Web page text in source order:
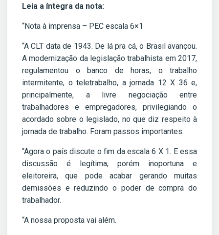
Leia a íntegra da nota:
“Nota à imprensa – PEC escala 6×1
“A CLT data de 1943. De lá pra cá, o Brasil avançou.
A modernização da legislação trabalhista em 2017,
regulamentou o banco de horas, o trabalho
intermitente, o teletrabalho, a jornada 12 X 36 e,
principalmente, a livre negociação entre
trabalhadores e empregadores, privilegiando o
acordado sobre o legislado, no que diz respeito à
jornada de trabalho. Foram passos importantes.
“Agora o país discute o fim da escala 6 X 1. E essa
discussão é legítima, porém inoportuna e
eleitoreira, que pode acabar gerando muitas
demissões e reduzindo o poder de compra do
trabalhador.
“A nossa proposta vai além.